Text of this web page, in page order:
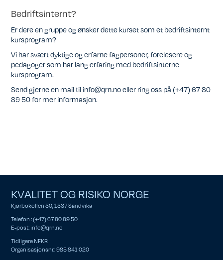
Bedriftsinternt?
Er dere en gruppe og ønsker dette kurset som et bedriftsinternt
kursprogram?
Vi har svært dyktige og erfarne fagpersoner, forelesere og
pedagoger som har lang erfaring med bedriftsinterne
kursprogram.
Send gjerne en mail til info@qrn.no eller ring oss på (+47) 67 80
89 50 for mer informasjon.
KVALITET OG RISIKO NORGE
Kjørbokollen 30, 1337 Sandvika
Telefon : (+47) 67 80 89 50
E-post:info@qrn.no
Tidligere NFKR
Organisasjonsnr.: 985 841 020